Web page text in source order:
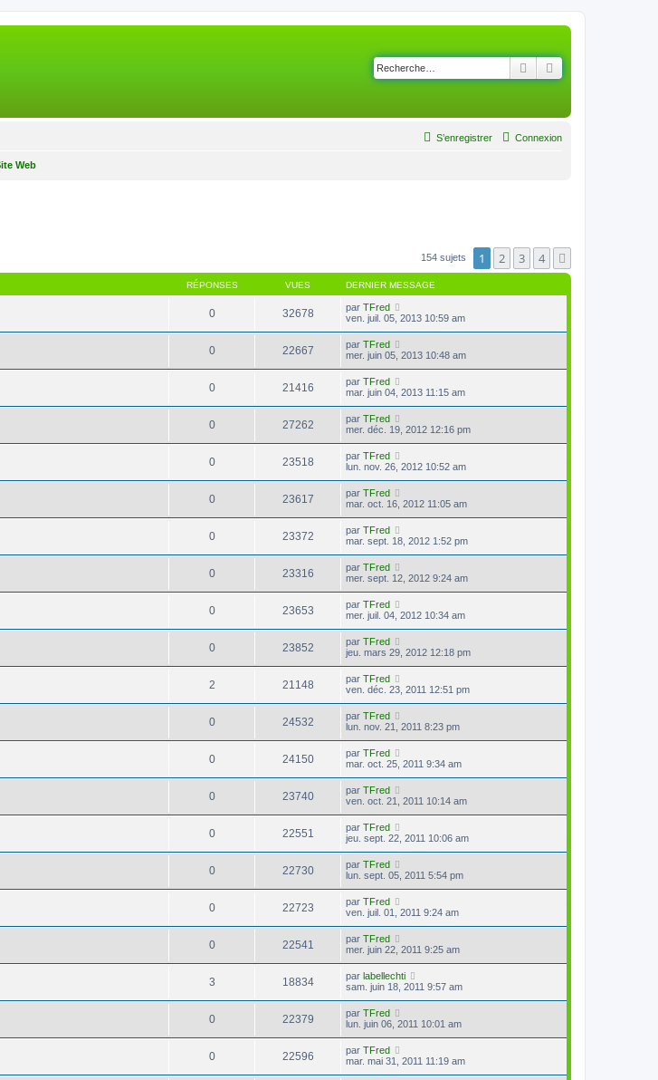
Rechercher
Connexion
S’enregistrer
Web
154 sujets 1 2 3 4
RÉPONSES VUES DERNIER MESSAGE
0 32678 par TFred
ven. juil. 05, 2013 10:59 am
0 22667 par TFred
mer. juin 05, 2013 10:48 am
0 21416 par TFred
mar. juin 04, 2013 11:15 am
0 27262 par TFred
mer. déc. 19, 2012 12:16 pm
0 23518 par TFred
lun. nov. 26, 2012 10:52 am
0 23617 par TFred
mar. oct. 16, 2012 11:05 am
0 23372 par TFred
mar. sept. 18, 2012 1:52 pm
0 23316 par TFred
mer. sept. 12, 2012 9:24 am
0 23653 par TFred
mer. juil. 04, 2012 10:34 am
0 23852 par TFred
jeu. mars 29, 2012 12:18 pm
2 21148 par TFred
ven. déc. 23, 2011 12:51 pm
0 24532 par TFred
lun. nov. 21, 2011 8:23 pm
0 24150 par TFred
mar. oct. 25, 2011 9:34 am
0 23740 par TFred
ven. oct. 21, 2011 10:14 am
0 22551 par TFred
jeu. sept. 22, 2011 10:06 am
0 22730 par TFred
lun. sept. 05, 2011 5:54 pm
0 22723 par TFred
ven. juil. 01, 2011 9:24 am
0 22541 par TFred
mer. juin 22, 2011 9:25 am
3 18834 par labellechti
sam. juin 18, 2011 9:57 am
0 22379 par TFred
lun. juin 06, 2011 10:01 am
0 22596 par TFred
mar. mai 31, 2011 11:19 am